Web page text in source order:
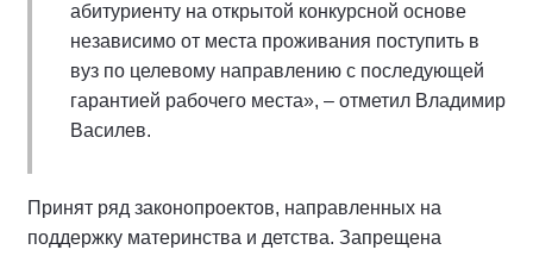
абитуриенту на открытой конкурсной основе
независимо от места проживания поступить в
вуз по целевому направлению с последующей
гарантией рабочего места», – отметил Владимир
Василев.
Принят ряд законопроектов, направленных на
поддержку материнства и детства. Запрещена